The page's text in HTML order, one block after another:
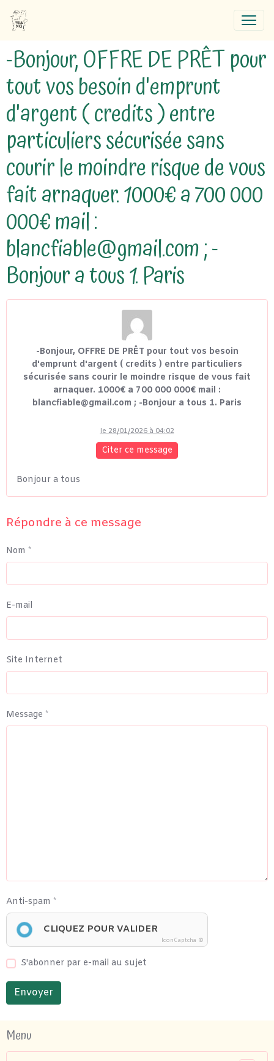
-Bonjour, OFFRE DE PRÊT pour
tout vos besoin d'emprunt
d'argent ( credits ) entre
particuliers sécurisée sans
courir le moindre risque de vous
fait arnaquer. 1000€ a 700 000
000€ mail :
blancfiable@gmail.com ; -
Bonjour a tous 1. Paris
-Bonjour, OFFRE DE PRÊT pour tout vos besoin
d'emprunt d'argent ( credits ) entre particuliers
sécurisée sans courir le moindre risque de vous fait
arnaquer. 1000€ a 700 000 000€ mail :
blancfiable@gmail.com ; -Bonjour a tous 1. Paris
le 28/01/2026 à 04:02
Citer ce message
Bonjour a tous
Répondre à ce message
Nom
E-mail
Site Internet
Message
Anti-spam
CLIQUEZ POUR VALIDER
IconCaptcha ©
S'abonner par e-mail au sujet
Envoyer
Menu